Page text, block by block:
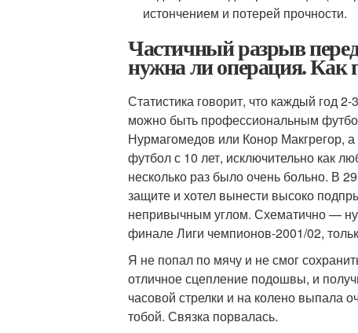
истончением и потерей прочности.
Частичный разрыв
нужна ли операция. Как
Статистика говорит, что каждый год
можно быть профессиональным
Нурмагомедов или Конор Макгрегор,
футбол с 10 лет, исключительно как
несколько раз было очень больно. В
защите и хотел вынести высоко
непривычным углом. Схематично —
финале Лиги чемпионов-2001/02,
Я не попал по мячу и не смог
отличное сцепление подошвы, и
часовой стрелки и на колено выпала
тобой. Связка порвалась.